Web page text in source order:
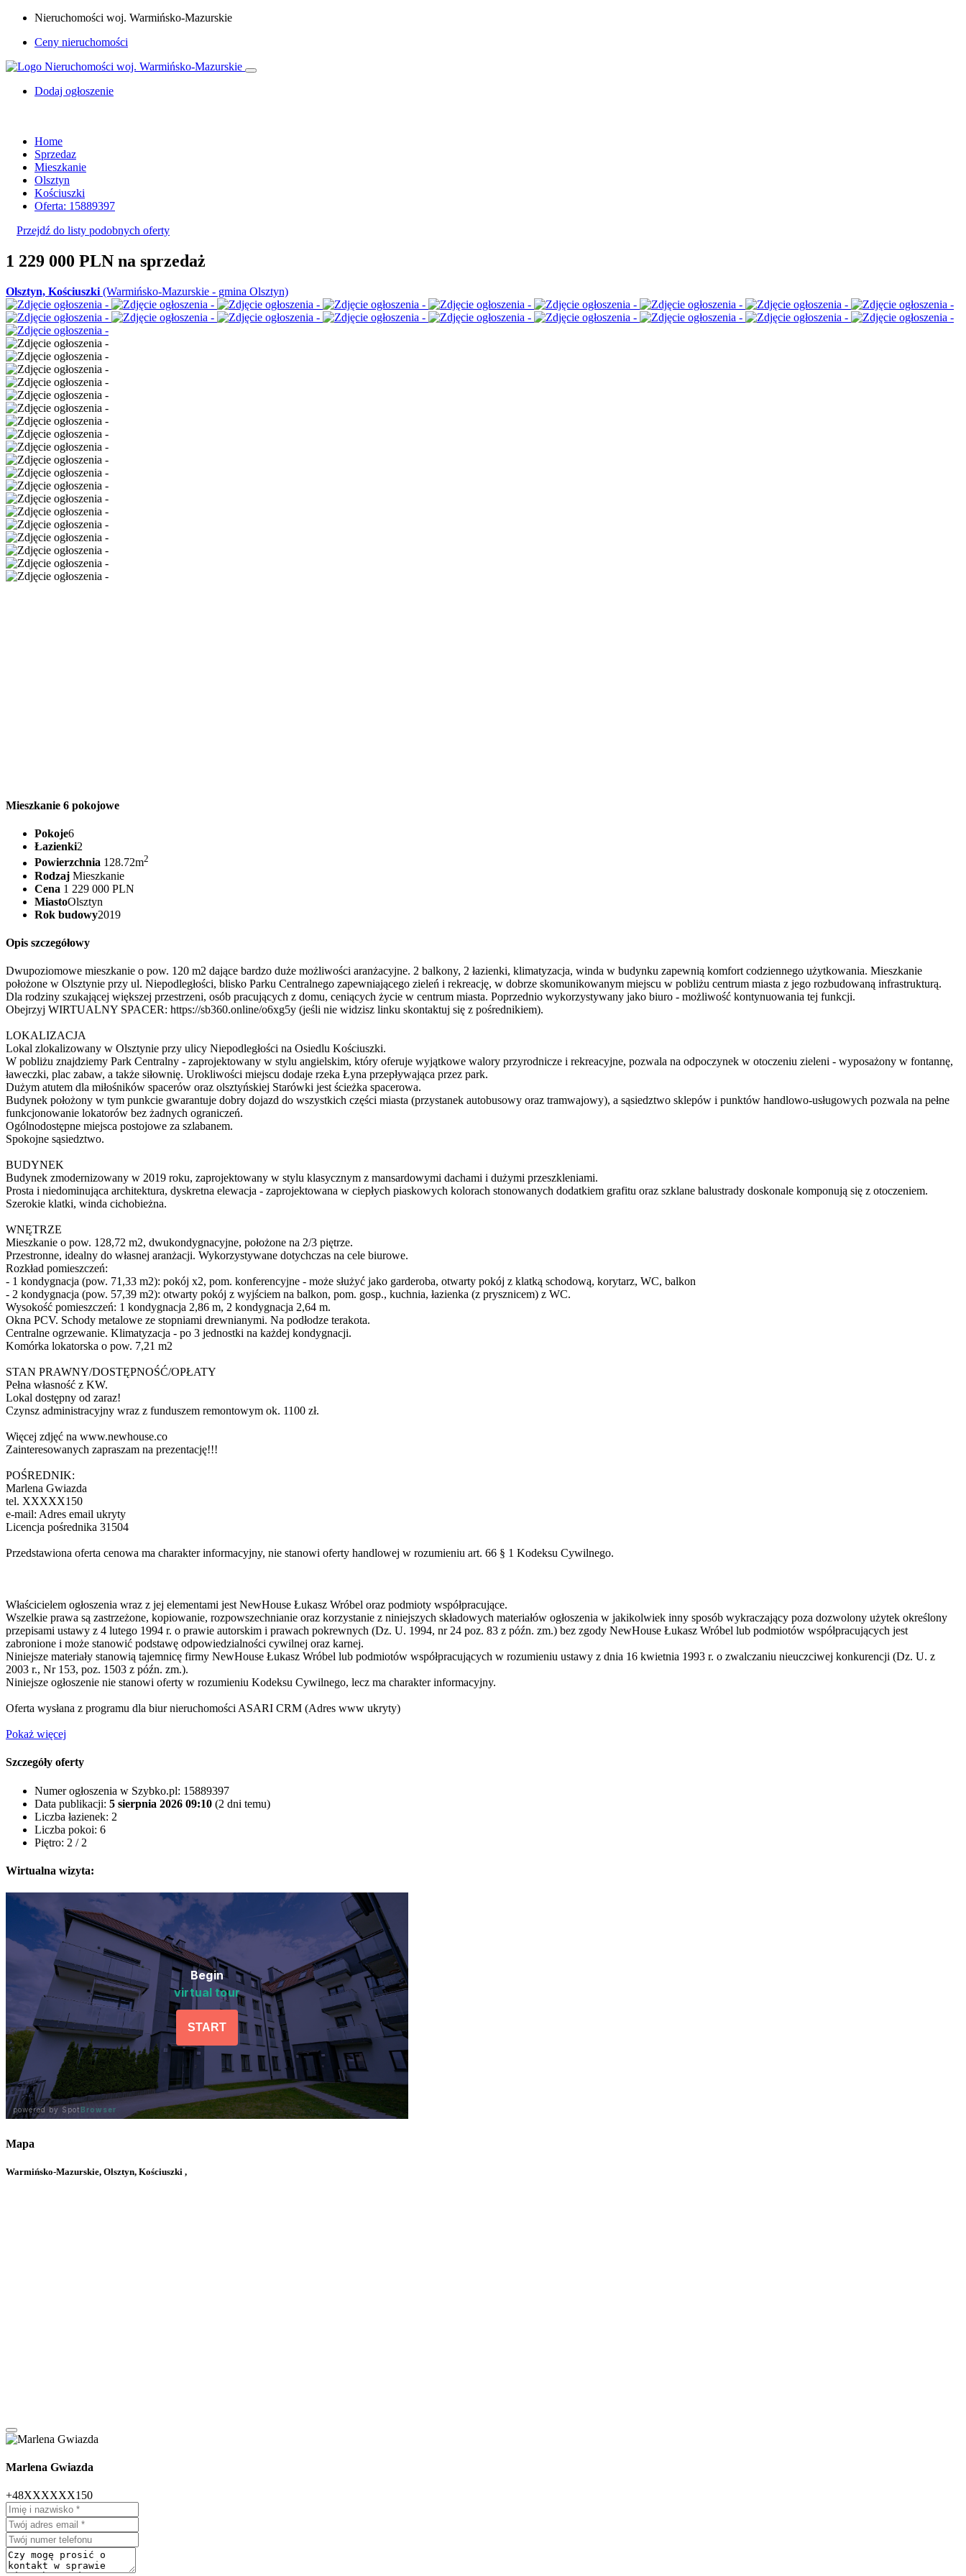
Nieruchomości woj. Warmińsko-Mazurskie
Ceny nieruchomości
Dodaj ogłoszenie
Home
Sprzedaz
Mieszkanie
Olsztyn
Kościuszki
Oferta: 15889397
Przejdź do listy podobnych oferty
1 229 000 PLN na sprzedaż
Olsztyn, Kościuszki (Warmińsko-Mazurskie - gmina Olsztyn)
Mieszkanie 6 pokojowe
Pokoje6
Łazienki2
Powierzchnia 128.72m2
Rodzaj Mieszkanie
Cena 1 229 000 PLN
MiastoOlsztyn
Rok budowy2019
Opis szczegółowy
Dwupoziomowe mieszkanie o pow. 120 m2 dające bardzo duże możliwości aranżacyjne. 2 balkony, 2 łazienki, klimatyzacja, winda w budynku zapewnią komfort codziennego użytkowania. Mieszkanie
położone w Olsztynie przy ul. Niepodległości, blisko Parku Centralnego zapewniającego zieleń i rekreację, w dobrze skomunikowanym miejscu w pobliżu centrum miasta z jego rozbudowaną infrastrukturą.
Dla rodziny szukającej większej przestrzeni, osób pracujących z domu, ceniących życie w centrum miasta. Poprzednio wykorzystywany jako biuro - możliwość kontynuowania tej funkcji.
Obejrzyj WIRTUALNY SPACER: https://sb360.online/o6xg5y (jeśli nie widzisz linku skontaktuj się z pośrednikiem).
LOKALIZACJA
Lokal zlokalizowany w Olsztynie przy ulicy Niepodległości na Osiedlu Kościuszki.
W pobliżu znajdziemy Park Centralny - zaprojektowany w stylu angielskim, który oferuje wyjątkowe walory przyrodnicze i rekreacyjne, pozwala na odpoczynek w otoczeniu zieleni - wyposażony w fontannę,
ławeczki, plac zabaw, a także siłownię. Urokliwości miejscu dodaje rzeka Łyna przepływająca przez park.
Dużym atutem dla miłośników spacerów oraz olsztyńskiej Starówki jest ścieżka spacerowa.
Budynek położony w tym punkcie gwarantuje dobry dojazd do wszystkich części miasta (przystanek autobusowy oraz tramwajowy), a sąsiedztwo sklepów i punktów handlowo-usługowych pozwala na pełne
funkcjonowanie lokatorów bez żadnych ograniczeń.
Ogólnodostępne miejsca postojowe za szlabanem.
Spokojne sąsiedztwo.
BUDYNEK
Budynek zmodernizowany w 2019 roku, zaprojektowany w stylu klasycznym z mansardowymi dachami i dużymi przeszkleniami.
Prosta i niedominująca architektura, dyskretna elewacja - zaprojektowana w ciepłych piaskowych kolorach stonowanych dodatkiem grafitu oraz szklane balustrady doskonale komponują się z otoczeniem.
Szerokie klatki, winda cichobieżna.
WNĘTRZE
Mieszkanie o pow. 128,72 m2, dwukondygnacyjne, położone na 2/3 piętrze.
Przestronne, idealny do własnej aranżacji. Wykorzystywane dotychczas na cele biurowe.
Rozkład pomieszczeń:
- 1 kondygnacja (pow. 71,33 m2): pokój x2, pom. konferencyjne - może służyć jako garderoba, otwarty pokój z klatką schodową, korytarz, WC, balkon
- 2 kondygnacja (pow. 57,39 m2): otwarty pokój z wyjściem na balkon, pom. gosp., kuchnia, łazienka (z prysznicem) z WC.
Wysokość pomieszczeń: 1 kondygnacja 2,86 m, 2 kondygnacja 2,64 m.
Okna PCV. Schody metalowe ze stopniami drewnianymi. Na podłodze terakota.
Centralne ogrzewanie. Klimatyzacja - po 3 jednostki na każdej kondygnacji.
Komórka lokatorska o pow. 7,21 m2
STAN PRAWNY/DOSTĘPNOŚĆ/OPŁATY
Pełna własność z KW.
Lokal dostępny od zaraz!
Czynsz administracyjny wraz z funduszem remontowym ok. 1100 zł.
Więcej zdjęć na www.newhouse.co
Zainteresowanych zapraszam na prezentację!!!
POŚREDNIK:
Marlena Gwiazda
tel. XXXXX150
e-mail: Adres email ukryty
Licencja pośrednika 31504
Przedstawiona oferta cenowa ma charakter informacyjny, nie stanowi oferty handlowej w rozumieniu art. 66 § 1 Kodeksu Cywilnego.
Właścicielem ogłoszenia wraz z jej elementami jest NewHouse Łukasz Wróbel oraz podmioty współpracujące.
Wszelkie prawa są zastrzeżone, kopiowanie, rozpowszechnianie oraz korzystanie z niniejszych składowych materiałów ogłoszenia w jakikolwiek inny sposób wykraczający poza dozwolony użytek określony
przepisami ustawy z 4 lutego 1994 r. o prawie autorskim i prawach pokrewnych (Dz. U. 1994, nr 24 poz. 83 z późn. zm.) bez zgody NewHouse Łukasz Wróbel lub podmiotów współpracujących jest
zabronione i może stanowić podstawę odpowiedzialności cywilnej oraz karnej.
Niniejsze materiały stanowią tajemnicę firmy NewHouse Łukasz Wróbel lub podmiotów współpracujących w rozumieniu ustawy z dnia 16 kwietnia 1993 r. o zwalczaniu nieuczciwej konkurencji (Dz. U. z
2003 r., Nr 153, poz. 1503 z późn. zm.).
Niniejsze ogłoszenie nie stanowi oferty w rozumieniu Kodeksu Cywilnego, lecz ma charakter informacyjny.
Oferta wysłana z programu dla biur nieruchomości ASARI CRM (Adres www ukryty)
Pokaż więcej
Szczegóły oferty
Numer ogłoszenia w Szybko.pl: 15889397
Data publikacji: 5 sierpnia 2026 09:10 (2 dni temu)
Liczba łazienek: 2
Liczba pokoi: 6
Piętro: 2 / 2
Wirtualna wizyta:
Mapa
Warmińsko-Mazurskie, Olsztyn, Kościuszki ,
Marlena Gwiazda
+48XXXXXX150